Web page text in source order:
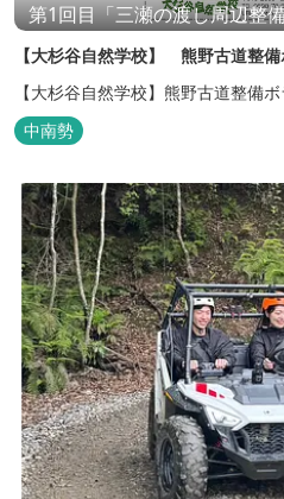
第1回目「三瀬の渡し周辺整
日（日） ※雨天時は、6月
第2回目「馬鹿曲がり周辺整
（土） ※雨天時は、6月7日（日
回目「馬鹿曲がり周辺整備」
回目「三瀬の渡し周辺整備」
【大杉谷自然学校】 熊野古道整
【大杉谷自然学校】熊野古道整備
中南勢